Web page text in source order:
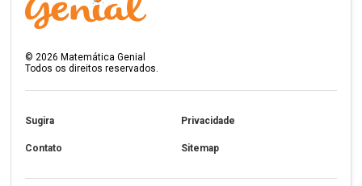
©2026 Matemática Genial
Todos os direitos reservados.
Sugira Privacidade
Contato Sitemap